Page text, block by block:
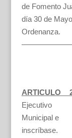
de Fomento
día 30 de
Ordenanza.
ARTICULO
Ejecutivo
Municipal e
inscríbase.